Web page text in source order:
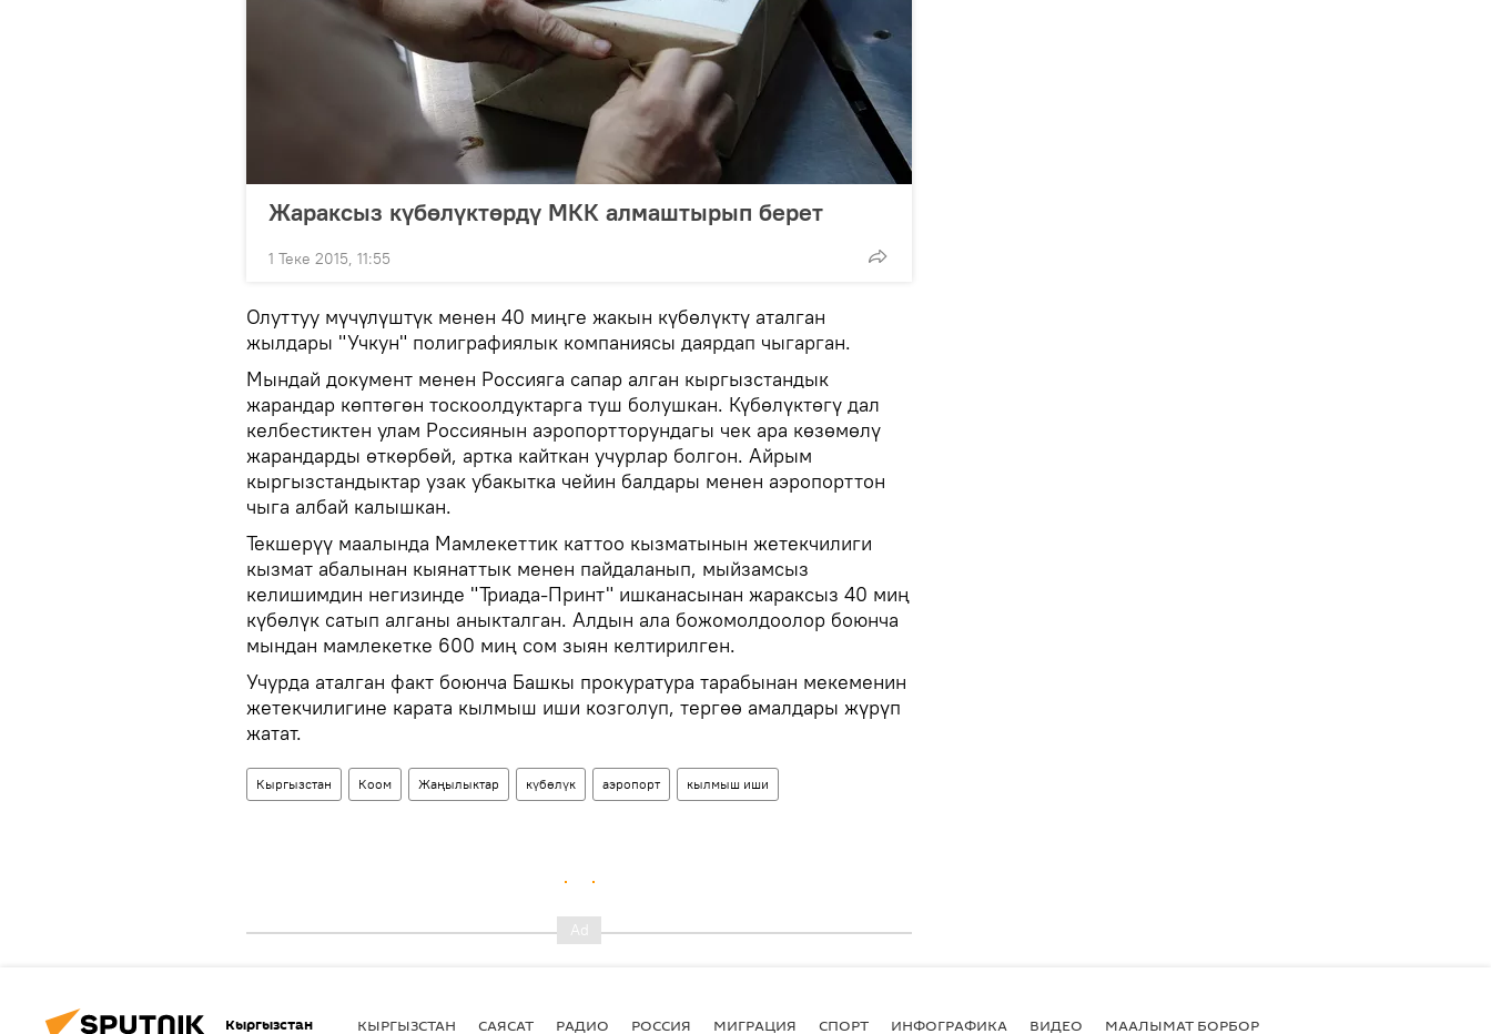
Жараксыз күбөлүктөрдү МКК алмаштырып берет
1 Теке 2015, 11:55
Олуттуу мүчүлүштүк менен 40 миңге жакын күбөлүктү аталган
жылдары "Учкун" полиграфиялык компаниясы даярдап чыгарган.
Мындай документ менен Россияга сапар алган кыргызстандык
жарандар көптөгөн тоскоолдуктарга туш болушкан. Күбөлүктөгү дал
келбестиктен улам Россиянын аэропортторундагы чек ара көзөмөлү
жарандарды өткөрбөй, артка кайткан учурлар болгон. Айрым
кыргызстандыктар узак убакытка чейин балдары менен аэропорттон
чыга албай калышкан.
Текшерүү маалында Мамлекеттик каттоо кызматынын жетекчилиги
кызмат абалынан кыянаттык менен пайдаланып, мыйзамсыз
келишимдин негизинде "Триада-Принт" ишканасынан жараксыз 40 миң
күбөлүк сатып алганы аныкталган. Алдын ала божомолдоолор боюнча
мындан мамлекетке 600 миң сом зыян келтирилген.
Учурда аталган факт боюнча Башкы прокуратура тарабынан мекеменин
жетекчилигине карата кылмыш иши козголуп, тергөө амалдары жүрүп
жатат.
Кыргызстан Коом Жаңылыктар күбөлүк аэропорт кылмыш иши
Кыргызстан КЫРГЫЗСТАН САЯСАТ РАДИО РОССИЯ МИГРАЦИЯ СПОРТ ИНФОГРАФИКА ВИДЕО МААЛЫМАТ БОРБОР